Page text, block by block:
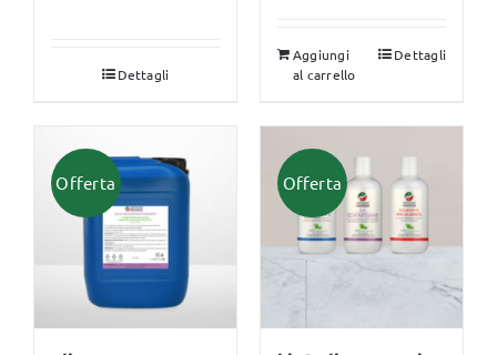
prodotto
era:
Dettagli
era:
è:
Aggiungi
al carrello
Dettagli
Offerta Offerta